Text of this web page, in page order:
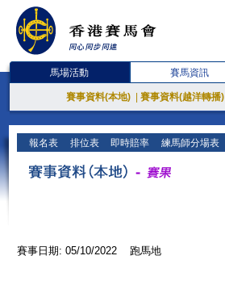
馬場活動 賽馬資訊
賽事資料(本地) 賽事資料(越洋轉播)
報名表 排位表 即時賠率 練馬師分場表
賽事日期: 05/10/2022 跑馬地